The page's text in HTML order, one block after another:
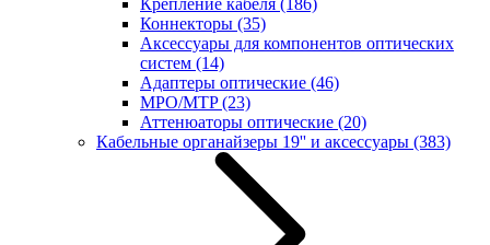
Крепление кабеля (186)
Коннекторы (35)
Аксессуары для компонентов оптических
систем (14)
Адаптеры оптические (46)
MPO/MTP(23)
Аттенюаторы оптические (20)
Кабельные органайзеры 19'' и аксессуары (383)